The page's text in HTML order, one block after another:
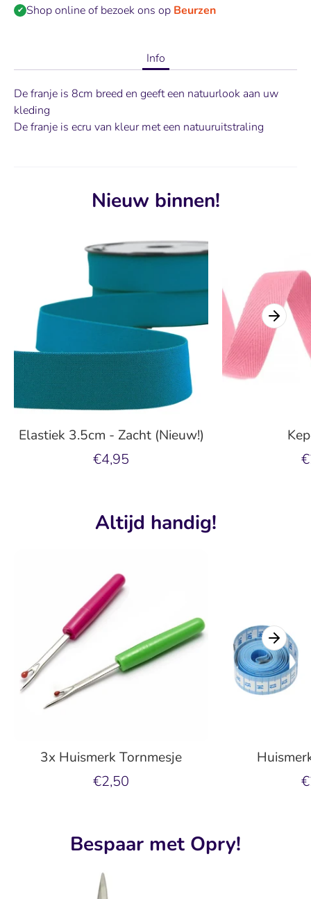
✔ Shop online of bezoek ons op Beurzen
Info
De franje is 8cm breed en geeft een natuurlook aan uw
kleding
De franje is ecru van kleur met een natuuruitstraling
Nieuw binnen!
Elastiek 3.5cm - Zacht (Nieuw!)
€4,95
Altijd handig!
3x Huismerk Tornmesje
€2,50
Bespaar met Opry!